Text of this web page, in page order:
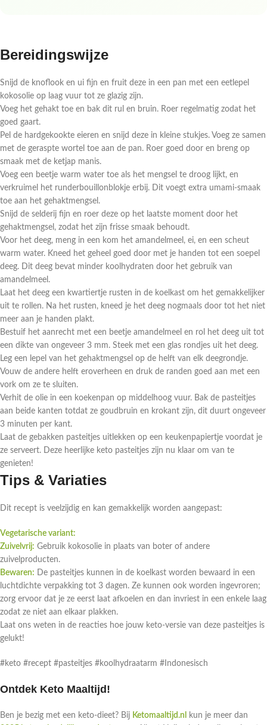
Bereidingswijze
Snijd de knoflook en ui fijn en fruit deze in een pan met een eetlepel
kokosolie op laag vuur tot ze glazig zijn.
Voeg het gehakt toe en bak dit rul en bruin. Roer regelmatig zodat het
goed gaart.
Pel de hardgekookte eieren en snijd deze in kleine stukjes. Voeg ze samen
met de geraspte wortel toe aan de pan. Roer goed door en breng op
smaak met de ketjap manis.
Voeg een beetje warm water toe als het mengsel te droog lijkt, en
verkruimel het runderbouillonblokje erbij. Dit voegt extra umami-smaak
toe aan het gehaktmengsel.
Snijd de selderij fijn en roer deze op het laatste moment door het
gehaktmengsel, zodat het zijn frisse smaak behoudt.
Voor het deeg, meng in een kom het amandelmeel, ei, en een scheut
warm water. Kneed het geheel goed door met je handen tot een soepel
deeg. Dit deeg bevat minder koolhydraten door het gebruik van
amandelmeel.
Laat het deeg een kwartiertje rusten in de koelkast om het gemakkelijker
uit te rollen. Na het rusten, kneed je het deeg nogmaals door tot het niet
meer aan je handen plakt.
Bestuif het aanrecht met een beetje amandelmeel en rol het deeg uit tot
een dikte van ongeveer 3 mm. Steek met een glas rondjes uit het deeg.
Leg een lepel van het gehaktmengsel op de helft van elk deegrondje.
Vouw de andere helft eroverheen en druk de randen goed aan met een
vork om ze te sluiten.
Verhit de olie in een koekenpan op middelhoog vuur. Bak de pasteitjes
aan beide kanten totdat ze goudbruin en krokant zijn, dit duurt ongeveer
3 minuten per kant.
Laat de gebakken pasteitjes uitlekken op een keukenpapiertje voordat je
ze serveert. Deze heerlijke keto pasteitjes zijn nu klaar om van te
genieten!
Tips & Variaties
Dit recept is veelzijdig en kan gemakkelijk worden aangepast:
Vegetarische variant:
Zuivelvrij: Gebruik kokosolie in plaats van boter of andere
zuivelproducten.
Bewaren: De pasteitjes kunnen in de koelkast worden bewaard in een
luchtdichte verpakking tot 3 dagen. Ze kunnen ook worden ingevroren;
zorg ervoor dat je ze eerst laat afkoelen en dan invriest in een enkele laag
zodat ze niet aan elkaar plakken.
Laat ons weten in de reacties hoe jouw keto-versie van deze pasteitjes is
gelukt!
#keto #recept #pasteitjes #koolhydraatarm #Indonesisch
Ontdek Keto Maaltijd!
Ben je bezig met een keto-dieet? Bij Ketomaaltijd.nl
kun je meer dan